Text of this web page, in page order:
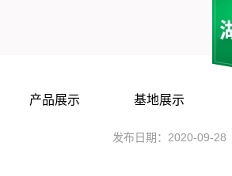
产品展示 基地展示
发布日期：2020-09-28